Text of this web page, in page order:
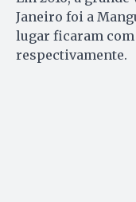
Janeiro foi a
lugar ficaram com
respectivamente.